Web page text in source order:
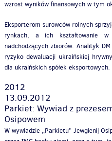
wzrost wyników finansowych w tym
Eksporterom surowców rolnych
rynkach, a ich kształtowanie
nadchodzących zbiorów. Analityk
ryzyko dewaluacji ukraińskiej
dla ukraińskich spółek eksportowych.
2012
13.09.2012
Parkiet: Wywiad z
Osipowem
W wywiadzie „Parkietu” Jewgienij